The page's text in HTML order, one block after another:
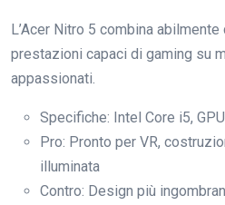
L’Acer Nitro 5 combina
prestazioni capaci di gaming su
appassionati.
Specifiche: Intel Core i5,
Pro: Pronto per VR,
illuminata
Contro: Design più